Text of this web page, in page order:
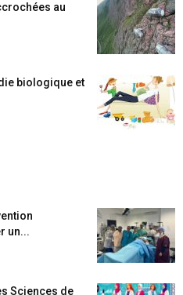
au
biologique et
un...
Sciences de